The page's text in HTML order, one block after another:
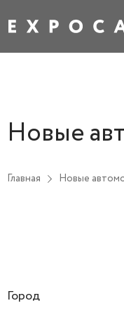
Новые
Главная Новые
Город